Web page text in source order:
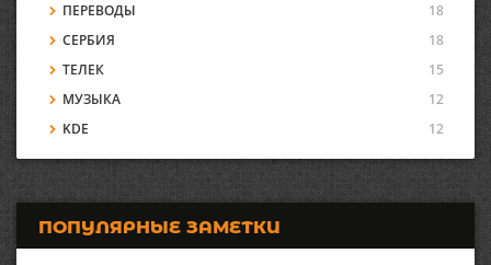
ПЕРЕВОДЫ
18
СЕРБИЯ
18
ТЕЛЕК
15
МУЗЫКА
12
KDE
12
ПОПУЛЯРНЫЕ ЗАМЕТКИ